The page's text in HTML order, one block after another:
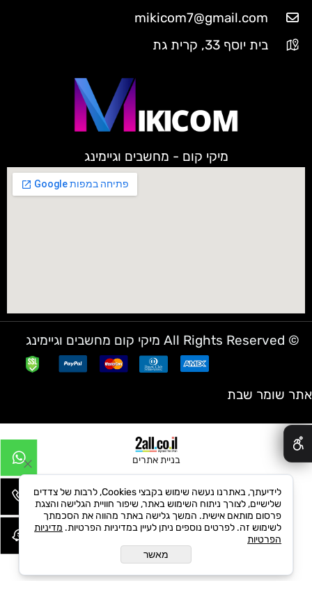
mikicom7@gmail.com
בית יוסף 33, קרית גת
מיקי קום - מחשבים וגיימינג
© All Rights Reserved מיקי קום מחשבים וגיימינג
אתר שומר שבת
בניית אתרים
לידיעתך, באתרנו נעשה שימוש בקבצי Cookies, לרבות של צדדים
שלישיים, לצורך ניתוח השימוש באתר, שיפור חוויית הגלישה והצגת
פרסום מותאם אישית. המשך גלישה באתר מהווה את הסכמתך
לשימוש זה. לפרטים נוספים ניתן לעיין במדיניות הפרטיות. מדיניות
הפרטיות
מאשר